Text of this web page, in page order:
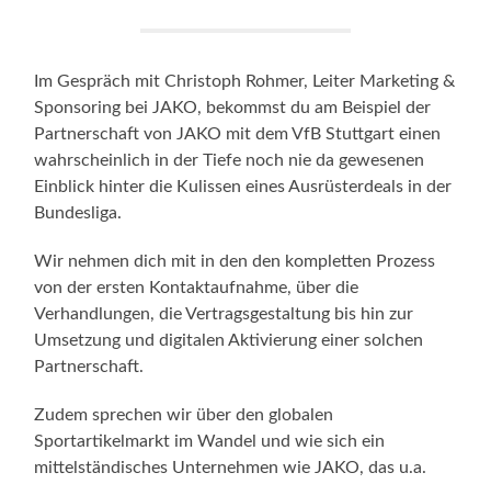
Im Gespräch mit Christoph Rohmer, Leiter Marketing &
Sponsoring bei JAKO, bekommst du am Beispiel der
Partnerschaft von JAKO mit dem VfB Stuttgart einen
wahrscheinlich in der Tiefe noch nie da gewesenen
Einblick hinter die Kulissen eines Ausrüsterdeals in der
Bundesliga.
Wir nehmen dich mit in den den kompletten Prozess
von der ersten Kontaktaufnahme, über die
Verhandlungen, die Vertragsgestaltung bis hin zur
Umsetzung und digitalen Aktivierung einer solchen
Partnerschaft.
Zudem sprechen wir über den globalen
Sportartikelmarkt im Wandel und wie sich ein
mittelständisches Unternehmen wie JAKO, das u.a.